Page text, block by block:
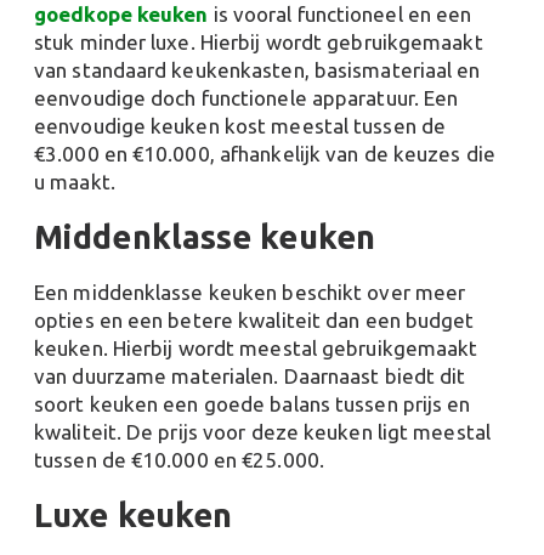
goedkope keuken is vooral functioneel en een
stuk minder luxe. Hierbij wordt gebruikgemaakt
van standaard keukenkasten, basismateriaal en
eenvoudige doch functionele apparatuur. Een
eenvoudige keuken kost meestal tussen de
€3.000 en €10.000, afhankelijk van de keuzes die
u maakt.
Middenklasse keuken
Een middenklasse keuken beschikt over meer
opties en een betere kwaliteit dan een budget
keuken. Hierbij wordt meestal gebruikgemaakt
van duurzame materialen. Daarnaast biedt dit
soort keuken een goede balans tussen prijs en
kwaliteit. De prijs voor deze keuken ligt meestal
tussen de €10.000 en €25.000.
Luxe keuken